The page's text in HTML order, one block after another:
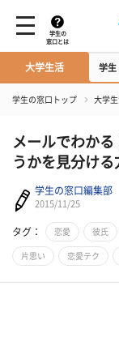
学生の
窓口とは
大学生活 学生
学生の窓口トップ 大学
メールでわか
うかを見分ける
学生の窓口編集部
2015/11/25
タグ： 恋愛 彼氏
片思い 恋愛テク